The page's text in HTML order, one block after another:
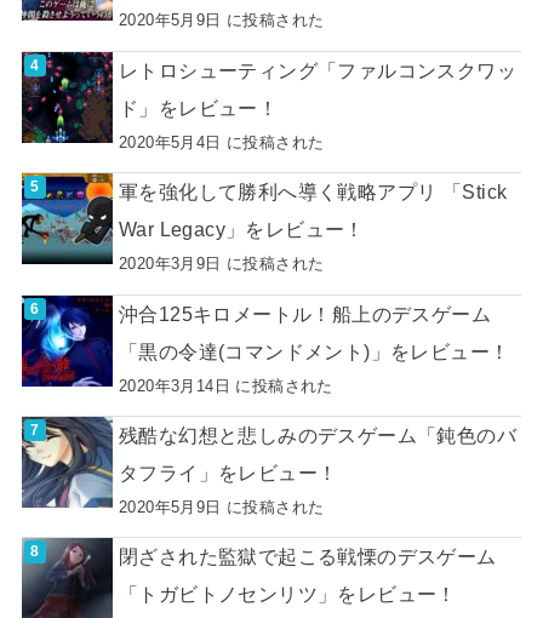
2020年5月9日 に投稿された
レトロシューティング「ファルコンスクワッ
ド」をレビュー！
2020年5月4日 に投稿された
軍を強化して勝利へ導く戦略アプリ 「Stick
War Legacy」をレビュー！
2020年3月9日 に投稿された
沖合125キロメートル！船上のデスゲーム
「黒の令達(コマンドメント)」をレビュー！
2020年3月14日 に投稿された
残酷な幻想と悲しみのデスゲーム「鈍色のバ
タフライ」をレビュー！
2020年5月9日 に投稿された
閉ざされた監獄で起こる戦慄のデスゲーム
「トガビトノセンリツ」をレビュー！